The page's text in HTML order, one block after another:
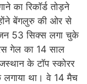
का रिकॉर्ड तोड़ने
बेंगलुरु की ओर से
53 सिक्स लगा चुके
गेल का 14 साल
के टॉप स्कोरर
लगाया था। वे 14 मैच